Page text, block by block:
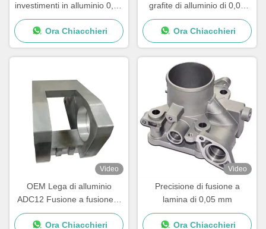
investimenti in alluminio 0,05
mm Fusione per investimenti
in acciaio di precisione
Ora Chiacchieri
grafite di alluminio di 0,05
mm Parti di lavorazione del
metallo CNC
Ora Chiacchieri
Video
OEM Lega di alluminio
ADC12 Fusione a fusione a
stiro
Ora Chiacchieri
Video
Precisione di fusione a
lamina di 0,05 mm
Ora Chiacchieri